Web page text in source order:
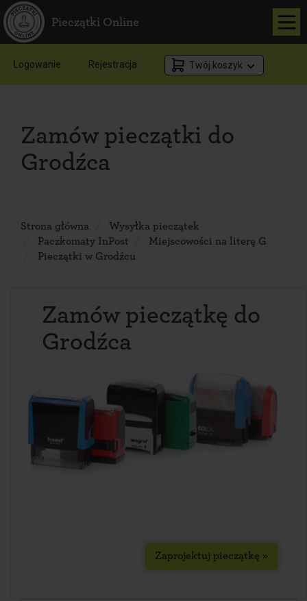
Pieczątki Online
Logowanie Rejestracja Twój koszyk
Zamów pieczątki do
Grodźca
Strona główna
Wysyłka pieczątek
Paczkomaty InPost
Miejscowości na literę G
Pieczątki w Grodźcu
Zamów pieczątkę do
Grodźca
Zaprojektuj pieczątkę »